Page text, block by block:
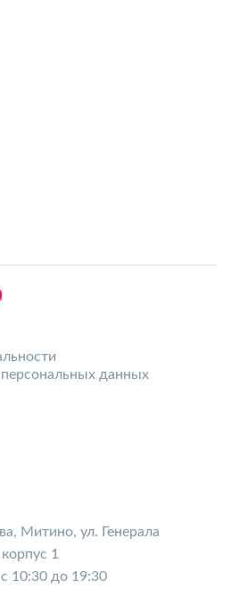
данных
Митино, ул. Генерала
1
10:30 до 19:30